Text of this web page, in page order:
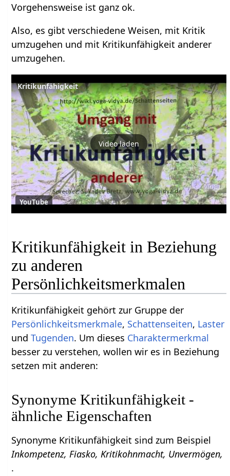
Vorgehensweise ist ganz ok.
Also, es gibt verschiedene Weisen, mit Kritik
umzugehen und mit Kritikunfähigkeit anderer
umzugehen.
Kritikunfähigkeit
Video laden
YouTube
Kritikunfähigkeit in Beziehung
zu anderen
Persönlichkeitsmerkmalen
Kritikunfähigkeit gehört zur Gruppe der
Persönlichkeitsmerkmale, Schattenseiten, Laster
undTugenden. Um dieses Charaktermerkmal
besser zu verstehen, wollen wir es in Beziehung
setzen mit anderen:
Synonyme Kritikunfähigkeit -
ähnliche Eigenschaften
Synonyme Kritikunfähigkeit sind zum Beispiel
Inkompetenz, Fiasko, Kritikohnmacht, Unvermögen,
.